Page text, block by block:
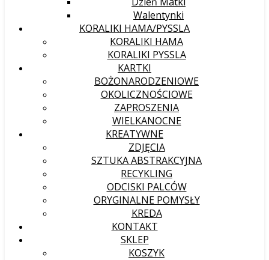
Walentynki
KORALIKI HAMA/PYSSLA
KORALIKI HAMA
KORALIKI PYSSLA
KARTKI
BOŻONARODZENIOWE
OKOLICZNOŚCIOWE
ZAPROSZENIA
WIELKANOCNE
KREATYWNE
ZDJĘCIA
SZTUKA ABSTRAKCYJNA
RECYKLING
ODCISKI PALCÓW
ORYGINALNE POMYSŁY
KREDA
KONTAKT
SKLEP
KOSZYK